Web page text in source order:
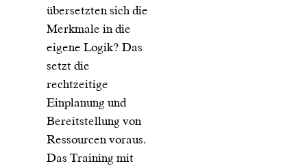
übersetzten sich die
Merkmale in die
eigene Logik? Das
setzt die
rechtzeitige
Einplanung und
Bereitstellung von
Ressourcen voraus.
Das Training mit